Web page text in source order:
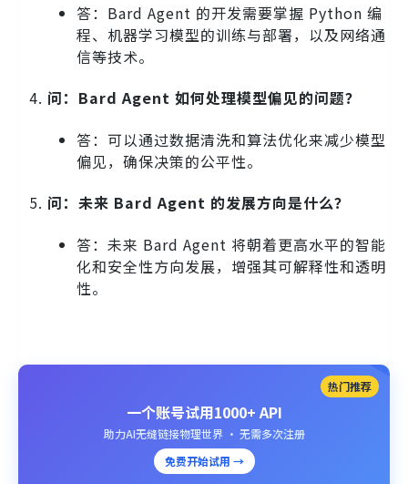
答：Bard Agent 的开发需要掌握 Python 编
程、机器学习模型的训练与部署，以及网络通
信等技术。
问：Bard Agent 如何处理模型偏见的问题？
答：可以通过数据清洗和算法优化来减少模型
偏见，确保决策的公平性。
问：未来 Bard Agent 的发展方向是什么？
答：未来 Bard Agent 将朝着更高水平的智能
化和安全性方向发展，增强其可解释性和透明
性。
热门推荐
一个账号试用1000+ API
助力AI无缝链接物理世界 · 无需多次注册
免费开始试用 →